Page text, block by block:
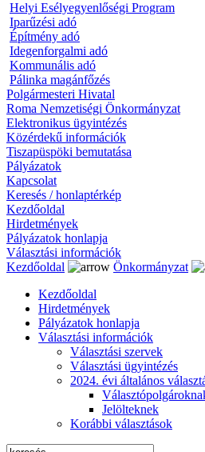
Helyi Esélyegyenlőségi Program
Iparűzési adó
Építmény adó
Idegenforgalmi adó
Kommunális adó
Pálinka magánfőzés
Polgármesteri Hivatal
Roma Nemzetiségi Önkormányzat
Elektronikus ügyintézés
Közérdekű információk
Tiszapüspöki bemutatása
Pályázatok
Kapcsolat
Keresés / honlaptérkép
Kezdőoldal
Hirdetmények
Pályázatok honlapja
Választási információk
Kezdőoldal
Önkormányzat
Kezdőoldal
Hirdetmények
Pályázatok honlapja
Választási információk
Választási szervek
Választási ügyintézés
2024. évi általános
Jelölteknek
Korábbi választások